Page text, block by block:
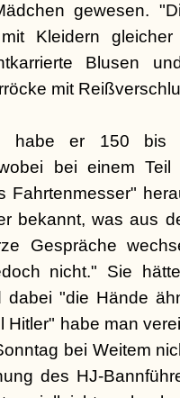
gewesen.
Kleidern
Blusen
mit
habe er 150 bis
bei einem
Fahrtenmesser"
bekannt, was aus
Gespräche
nicht." Sie
"die Hände
Hitler" habe man
bei Weitem
des HJ-